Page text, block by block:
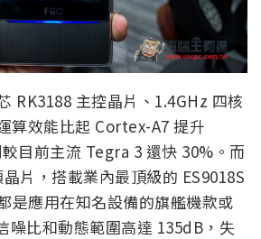
RK3188 主控晶片、1.4GHz 四核
算效能比起 Cortex-A7 提升
目前主流 Tegra 3 還快 30%。而
片，搭載業內最頂級的 ES9018S
是應用在知名設備的旗艦機款或
噪比和動態範圍高達 135dB，失